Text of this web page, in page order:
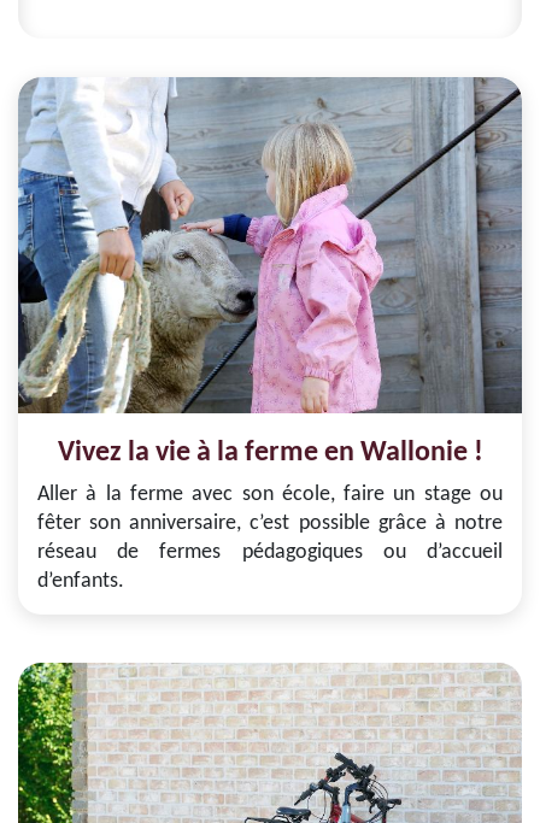
Vivez la vie à la ferme en Wallonie !
Aller à la ferme avec son école, faire un stage ou
fêter son anniversaire, c’est possible grâce à notre
réseau de fermes pédagogiques ou d’accueil
d’enfants.